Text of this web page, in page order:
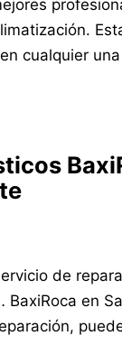
cualquier
de
en